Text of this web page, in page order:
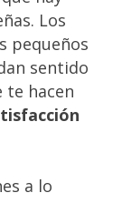
Los
pequeños
sentido
te hacen
a lo